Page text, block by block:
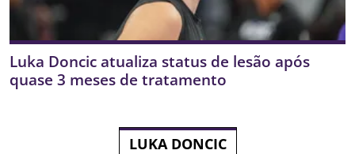
Luka Doncic atualiza status de lesão após
quase 3 meses de tratamento
LUKA DONCIC